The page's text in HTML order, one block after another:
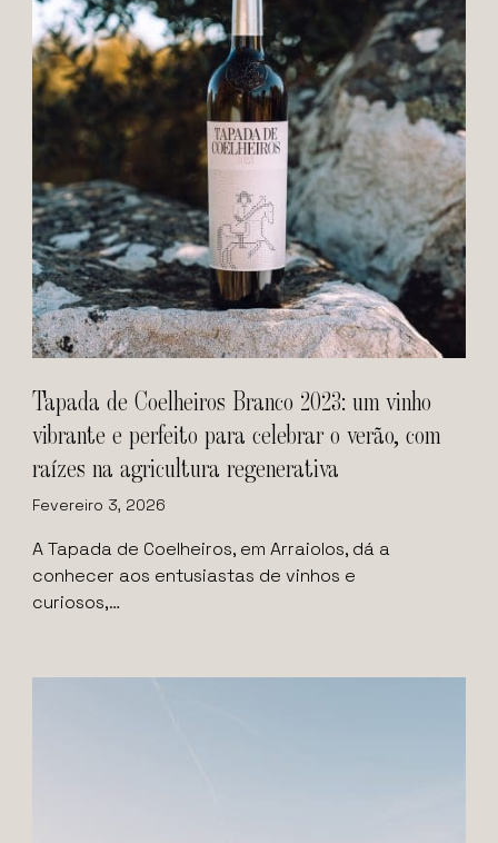
Tapada de Coelheiros Branco 2023: um vinho
vibrante e perfeito para celebrar o verão, com
raízes na agricultura regenerativa
Fevereiro 3, 2026
A Tapada de Coelheiros, em Arraiolos, dá a
conhecer aos entusiastas de vinhos e
curiosos,…